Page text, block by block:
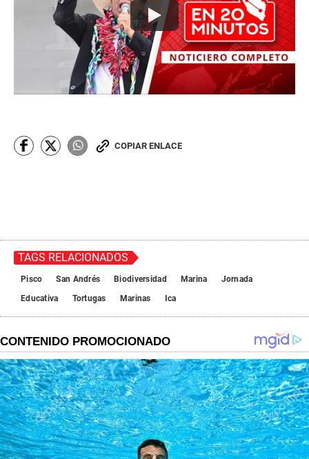
COPIAR ENLACE
TAGS RELACIONADOS
Pisco San Andrés Biodiversidad Marina
Jornada
Educativa
Tortugas Marinas Ica